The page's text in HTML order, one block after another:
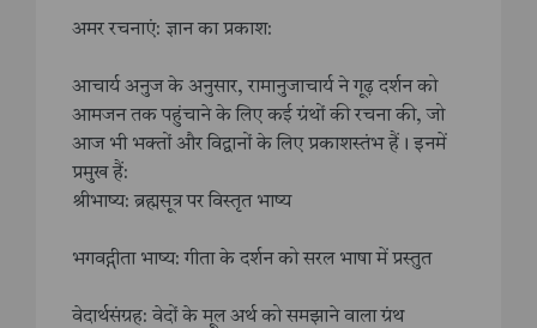
अमर रचनाएं: ज्ञान का प्रकाश:
आचार्य अनुज के अनुसार, रामानुजाचार्य ने गूढ़ दर्शन को
आमजन तक पहुंचाने के लिए कई ग्रंथों की रचना की, जो
आज भी भक्तों और विद्वानों के लिए प्रकाशस्तंभ हैं। इनमें
प्रमुख हैं:
श्रीभाष्य: ब्रह्मसूत्र पर विस्तृत भाष्य
भगवद्गीता भाष्य: गीता के दर्शन को सरल भाषा में प्रस्तुत
वेदार्थसंग्रह: वेदों के मूल अर्थ को समझाने वाला ग्रंथ